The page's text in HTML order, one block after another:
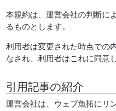
本規約は、運営会社の判断に
るものとします。
利用者は変更された時点での
なされ、利用者はこれに同意
引用記事の紹介
運営会社は、ウェブ魚拓にリ